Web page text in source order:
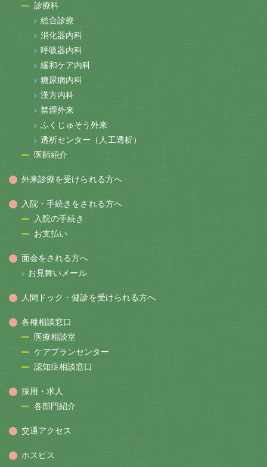
診療科
総合診療
消化器内科
呼吸器内科
緩和ケア内科
糖尿病内科
漢方内科
禁煙外来
ふくじゅそう外来
透析センター（人工透析）
医師紹介
外来診療を受けられる方へ
入院・手続きをされる方へ
入院の手続き
お支払い
面会をされる方へ
お見舞いメール
人間ドック・健診を受けられる方へ
各種相談窓口
医療相談室
ケアプランセンター
認知症相談窓口
採用・求人
各部門紹介
交通アクセス
ホスピス